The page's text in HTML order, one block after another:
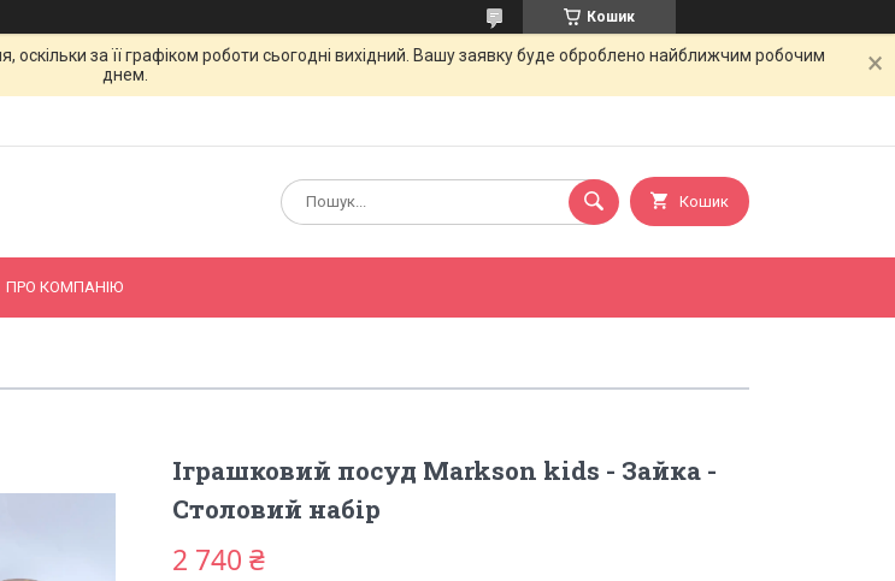
Кошик
за її графіком роботи сьогодні вихідний. Вашу заявку буде оброблено найближчим робочим
днем.
Кошик
ПРО КОМПАНІЮ
Іграшковий посуд Markson kids - Зайка -
Столовий набір
2 740 ₴